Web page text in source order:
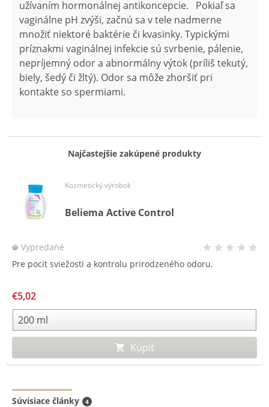
užívaním hormonálnej antikoncepcie. Pokiaľ sa
vaginálne pH zvýši, začnú sa v tele nadmerne
množiť niektoré baktérie či kvasinky. Typickými
príznakmi vaginálnej infekcie sú svrbenie, pálenie,
nepríjemný odor a abnormálny výtok (príliš tekutý,
biely, šedý či žltý). Odor sa môže zhoršiť pri
kontakte so spermiami.
Najčastejšie zakúpené produkty
Kozmetický výrobok
Beliema Active Control
Vypredané
Pre pocit sviežosti a kontrolu prirodzeného odoru.
€5,02
Kúpiť
Súvisiace články 4